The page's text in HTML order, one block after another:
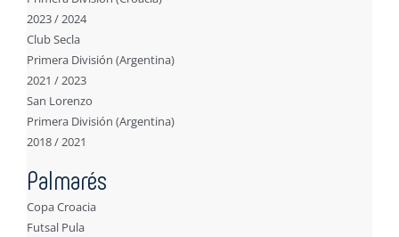
2023 / 2024
Club Secla
Primera División (Argentina)
2021 / 2023
San Lorenzo
Primera División (Argentina)
2018 / 2021
Palmarés
Copa Croacia
Futsal Pula